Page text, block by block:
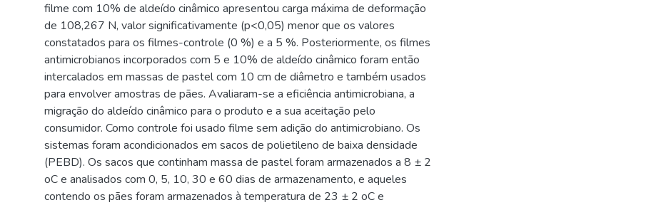
filme com 10% de aldeído cinâmico apresentou carga máxima de deformação
de 108,267 N, valor significativamente (p<0,05) menor que os valores
constatados para os filmes-controle (0 %) e a 5 %. Posteriormente, os filmes
antimicrobianos incorporados com 5 e 10% de aldeído cinâmico foram então
intercalados em massas de pastel com 10 cm de diâmetro e também usados
para envolver amostras de pães. Avaliaram-se a eficiência antimicrobiana, a
migração do aldeído cinâmico para o produto e a sua aceitação pelo
consumidor. Como controle foi usado filme sem adição do antimicrobiano. Os
sistemas foram acondicionados em sacos de polietileno de baixa densidade
(PEBD). Os sacos que continham massa de pastel foram armazenados a 8 ± 2
oC e analisados com 0, 5, 10, 30 e 60 dias de armazenamento, e aqueles
contendo os pães foram armazenados à temperatura de 23 ± 2 oC e